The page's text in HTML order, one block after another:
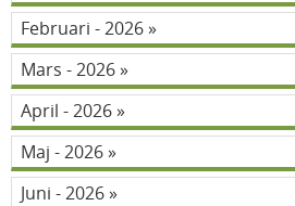
Februari - 2026
Mars - 2026
April - 2026
Maj - 2026
Juni - 2026